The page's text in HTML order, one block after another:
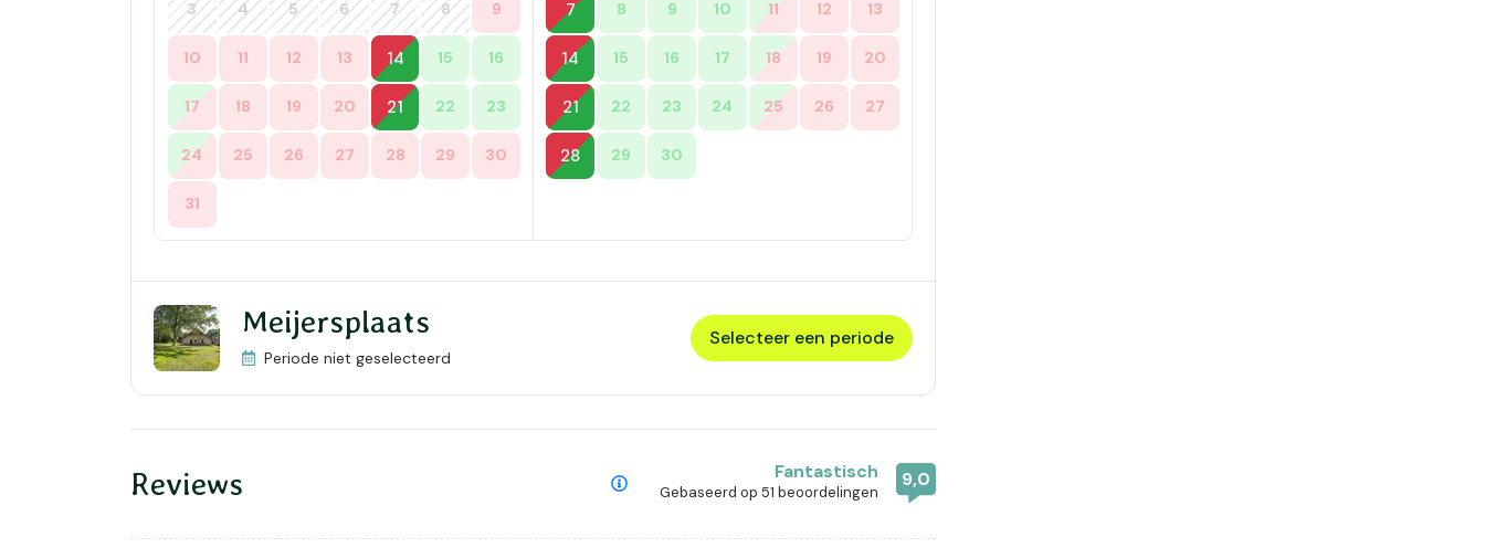
3 4 5 6 7 8 9
10 11 12 13 14 15 16
17 18 19 20 21 22 23
24 25 26 27 28 29 30
31
7 8 9 10 11 12 13
14 15 16 17 18 19 20
21 22 23 24 25 26 27
28 29 30
Meijersplaats
Periode niet geselecteerd
Selecteer een periode
Reviews Fantastisch
Gebaseerd op 51 beoordelingen
9,0